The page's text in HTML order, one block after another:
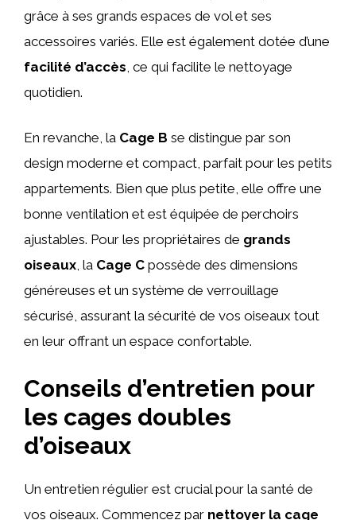
grâce à ses grands espaces de vol et ses
accessoires variés. Elle est également dotée d’une
facilité d’accès , ce qui facilite le nettoyage
quotidien.
En revanche, la Cage B se distingue par son
design moderne et compact, parfait pour les petits
appartements. Bien que plus petite, elle offre une
bonne ventilation et est équipée de perchoirs
ajustables. Pour les propriétaires de grands
oiseaux, la Cage C possède des dimensions
généreuses et un système de verrouillage
sécurisé, assurant la sécurité de vos oiseaux tout
en leur offrant un espace confortable.
Conseils d’entretien pour
les cages doubles
d’oiseaux
Un entretien régulier est crucial pour la santé de
vos oiseaux. Commencez par nettoyer la cage